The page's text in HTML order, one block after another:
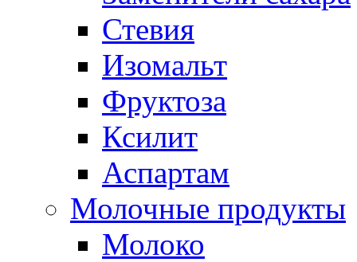
Стевия
Изомальт
Фруктоза
Ксилит
Аспартам
Молочные продукты
Молоко